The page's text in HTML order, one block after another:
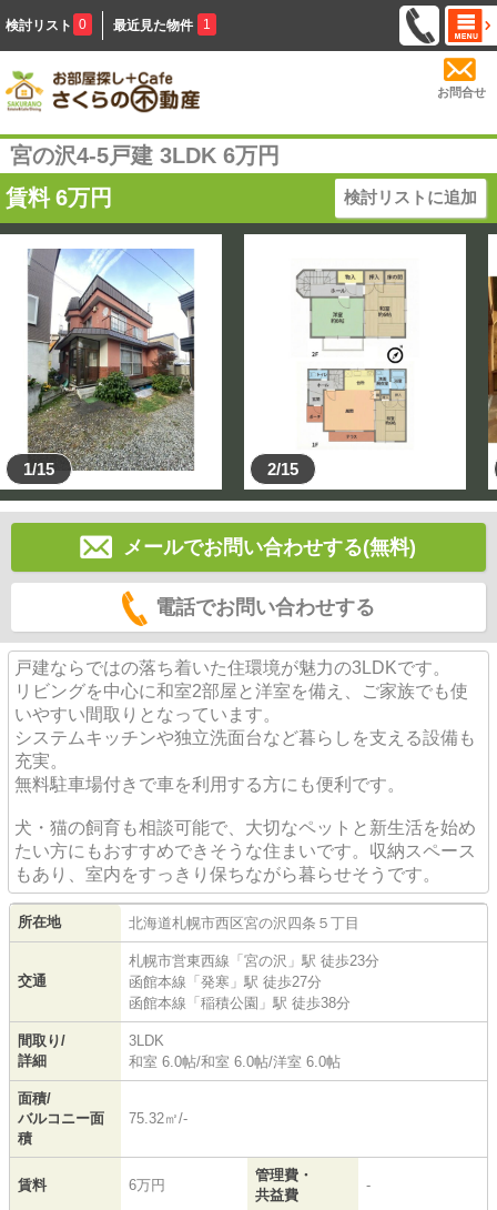
検討リスト 0 最近見た物件 1
お問合せ
宮の沢4-5戸建 3LDK 6万円
賃料 6万円 検討リストに追加
1/15 2/15
メールでお問い合わせする(無料)
電話でお問い合わせする
戸建ならではの落ち着いた住環境が魅力の3LDKです。
リビングを中心に和室2部屋と洋室を備え、ご家族でも使
いやすい間取りとなっています。
システムキッチンや独立洗面台など暮らしを支える設備も
充実。
無料駐車場付きで車を利用する方にも便利です。
犬・猫の飼育も相談可能で、大切なペットと新生活を始め
たい方にもおすすめできそうな住まいです。収納スペース
もあり、室内をすっきり保ちながら暮らせそうです。
所在地 北海道札幌市西区宮の沢四条 ５丁目
交通
札幌市営東西線 「 宮の沢 」駅 徒歩23分
函館本線 「 発寒 」駅 徒歩27分
函館本線 「 稲積公園 」駅 徒歩38分
間取り/
詳細
3LDK
和室 6.0帖/和室 6.0帖/洋室 6.0帖
面積/
バルコニー面
積
75.32㎡/-
賃料 6万円
管理費・
共益費
-